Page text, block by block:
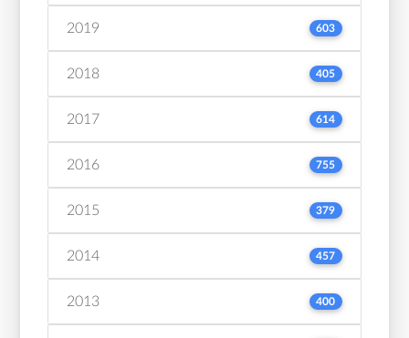
2019 603
2018 405
2017 614
2016 755
2015 379
2014 457
2013 400